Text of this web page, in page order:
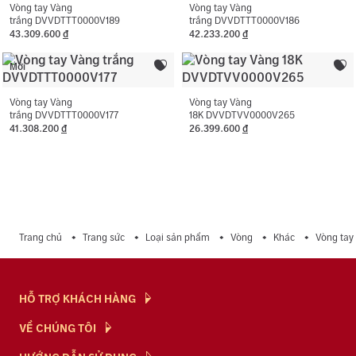
Vòng tay Vàng
trắng DVVDTTT0000V189
43.309.600 đ
Vòng tay Vàng
trắng DVVDTTT0000V186
42.233.200 đ
Mới
Vòng tay Vàng
trắng DVVDTTT0000V177
41.308.200 đ
Vòng tay Vàng
18K DVVDTVV0000V265
26.399.600 đ
Trang chủ Trang sức Loại sản phẩm Vòng Khác Vòng tay
HỖ TRỢ KHÁCH HÀNG
Hỏi & Đáp
Chính Sách
VỀ CHÚNG TÔI
NTJ Flagship